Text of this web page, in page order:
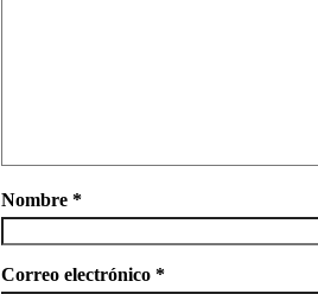
Nombre *
Correo electrónico *